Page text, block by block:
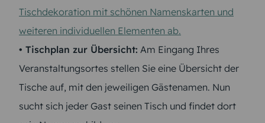
Tischdekoration mit schönen Namenskarten und
weiteren individuellen Elementen ab.
• Tischplan zur Übersicht: Am Eingang Ihres
Veranstaltungsortes stellen Sie eine Übersicht der
Tische auf, mit den jeweiligen Gästenamen. Nun
sucht sich jeder Gast seinen Tisch und findet dort